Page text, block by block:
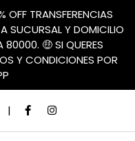
TRANSFERENCIAS
SUCURSAL Y DOMICILIO
80000. 🤑 SI QUERES
Y CONDICIONES POR